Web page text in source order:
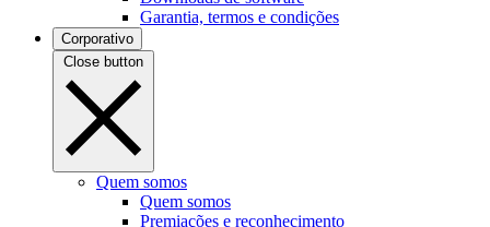
Garantia, termos e condições
Corporativo
Close button
Quem somos
Quem somos
Premiações e reconhecimento